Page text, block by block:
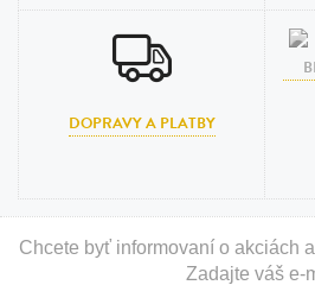
DOPRAVY A PLATBY
Chcete byť informovaní o akciách
Zadajte váš e-